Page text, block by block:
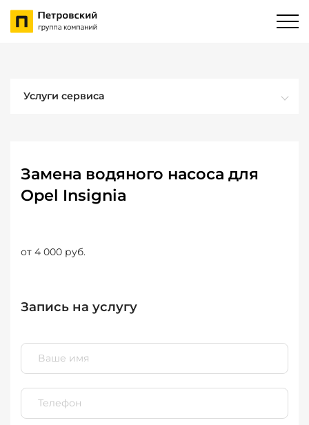
Услуги сервиса
Замена водяного насоса для
Opel Insignia
от 4 000 руб.
Запись на услугу